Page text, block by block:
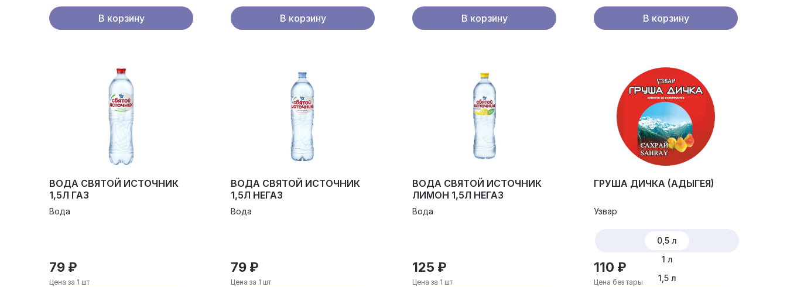
В корзину В корзину В корзину В корзину
ВОДА СВЯТОЙ ИСТОЧНИК
1,5Л ГАЗ
Вода
79 ₽
Цена за 1 шт
ВОДА СВЯТОЙ ИСТОЧНИК
1,5Л НЕГАЗ
Вода
79 ₽
Цена за 1 шт
ВОДА СВЯТОЙ ИСТОЧНИК
ЛИМОН 1,5Л НЕГАЗ
Вода
125 ₽
Цена за 1 шт
ГРУША ДИЧКА (АДЫГЕЯ)
Узвар
0,5 л
1 л
1,5 л
110 ₽
Цена без тары